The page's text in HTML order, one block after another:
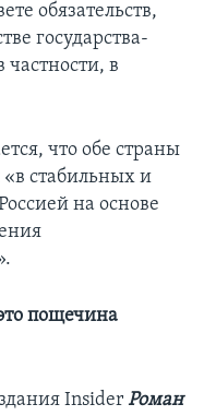
обязательств,
государства-
частности, в
что обе страны
стабильных и
на основе
пощечина
Insider Роман​